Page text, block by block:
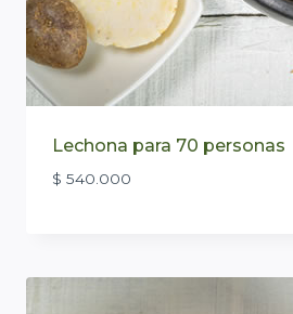
Lechona para 70 personas
$ 540.000